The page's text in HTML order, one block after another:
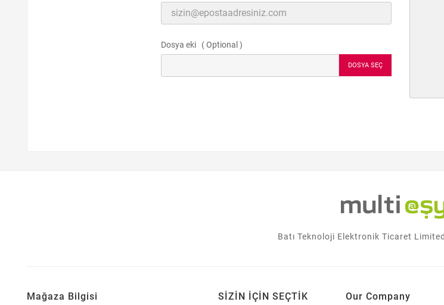
Dosya eki ( Optional )
DOSYA SEÇ
Batı Teknoloji Elektronik Ticaret
Mağaza Bilgisi SİZİN İÇİN SEÇTİK Our Company